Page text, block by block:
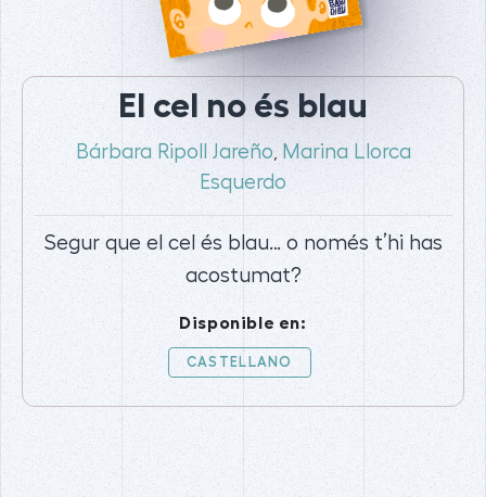
El cel no és blau
Bárbara Ripoll Jareño Marina Llorca
Esquerdo
Segur que el cel és blau… o només t’hi has
acostumat?
Disponible en:
CASTELLANO